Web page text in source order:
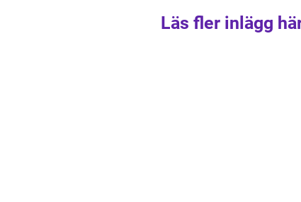
Läs fler inlägg